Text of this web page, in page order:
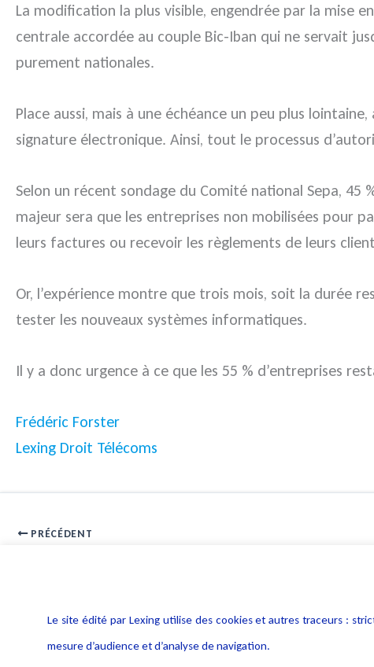
La modification la plus visible, engendrée par la mise
centrale accordée au couple Bic-Iban qui ne servait
purement nationales.
Place aussi, mais à une échéance un peu plus
signature électronique. Ainsi, tout le processus
Selon un récent sondage du Comité national Sepa, 45
majeur sera que les entreprises non mobilisées pour
leurs factures ou recevoir les règlements de leurs
Or, l’expérience montre que trois mois, soit la durée
tester les nouveaux systèmes informatiques.
Il y a donc urgence à ce que les 55 % d’entreprises
Frédéric Forster
Lexing Droit Télécoms
PRÉCÉDENT
Le site édité par Lexing utilise des cookies et autres traceurs :
mesure d’audience et d’analyse de navigation.